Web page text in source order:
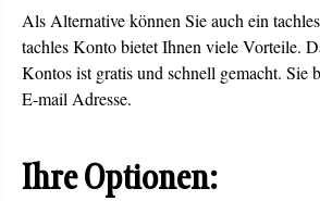
Als Alternative können Sie auch ein
tachles Konto bietet Ihnen viele Vorteile.
Kontos ist gratis und schnell gemacht. Sie
E-mail Adresse.
Ihre Optionen: